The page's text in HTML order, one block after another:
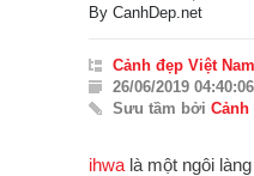
By CanhDep.net
Cảnh đẹp Việt Nam
26/06/2019 04:40:06
Sưu tầm bởi Cảnh
ihwa là một ngôi